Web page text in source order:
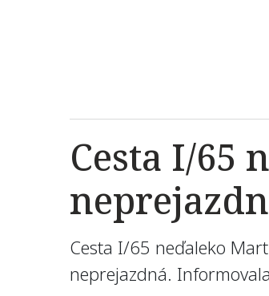
Cesta I/65
Cesta I/65 neďaleko
neprejazdná.